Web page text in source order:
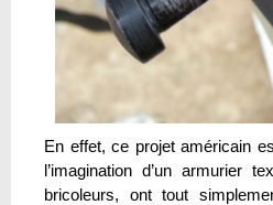
En effet, ce projet américain
l’imagination d’un armurier
bricoleurs, ont tout